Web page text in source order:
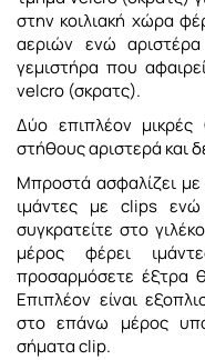
στην κοιλιακή χώρα
αεριών ενώ
γεμιστήρα που
velcro (σκρατς).
Δύο επιπλέον μικρές
στήθους αριστερά και
Μπροστά ασφαλίζει
ιμάντες με clips
συγκρατείτε στο
μέρος φέρει
προσαρμόσετε έξτρα
Επιπλέον είναι
στο επάνω μέρος
σήματα clip.